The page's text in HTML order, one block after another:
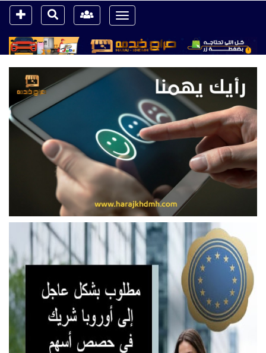
Toggle
navigation